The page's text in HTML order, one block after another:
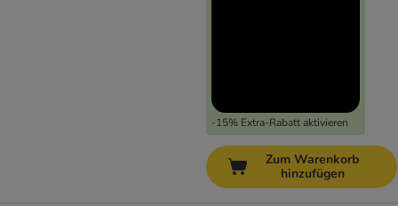
-15% Extra-Rabatt aktivieren
Zum Warenkorb
hinzufügen